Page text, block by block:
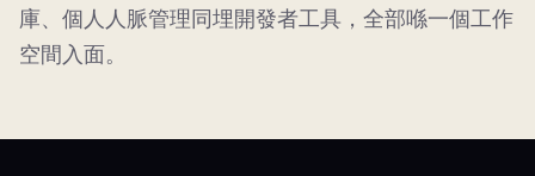
庫、個人人脈管理同埋開發者工具，全部喺一個工作
空間入面。